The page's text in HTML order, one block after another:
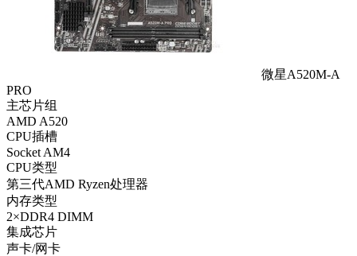
微星A520M-A
PRO
主芯片组
AMD A520
CPU插槽
Socket AM4
CPU类型
第三代AMD Ryzen处理器
内存类型
2×DDR4 DIMM
集成芯片
声卡/网卡